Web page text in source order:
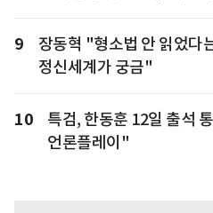
9
장동혁 "형소법 안 읽었다
정신세계가 궁금"
10
특검, 한동훈 12일 출석
언론플레이"